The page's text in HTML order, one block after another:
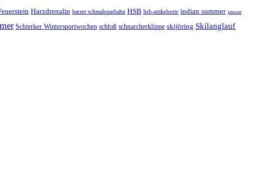
Harzdrenalin harzer schmalspurbahn HSB hsb-artikelserie indian summer januar
Schierker Wintersportwochen schloß schnarcherklippe skijöring Skilanglauf